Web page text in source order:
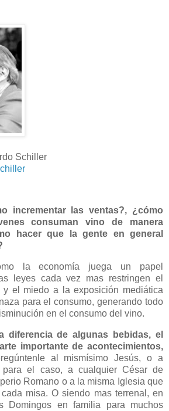
Schiller
incrementar las ventas?, ¿cómo
consuman vino de manera
hacer que la gente en general
la economía juega un papel
leyes cada vez mas restringen el
y el miedo a la exposición mediática
para el consumo, generando todo
en el consumo del vino.
diferencia de algunas bebidas, el
importante de acontecimientos,
al mismísimo Jesús, o a
el caso, a cualquier César de
Romano o a la misma Iglesia que
misa. O siendo mas terrenal, en
Domingos en familia para muchos